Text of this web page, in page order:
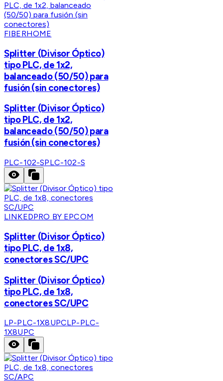
FIBERHOME
Splitter (Divisor Óptico)
tipo PLC, de 1x2,
balanceado (50/50) para
fusión (sin conectores)
Splitter (Divisor Óptico)
tipo PLC, de 1x2,
balanceado (50/50) para
fusión (sin conectores)
PLC-102-SPLC-102-S
LINKEDPRO BY EPCOM
Splitter (Divisor Óptico)
tipo PLC, de 1x8,
conectores SC/UPC
Splitter (Divisor Óptico)
tipo PLC, de 1x8,
conectores SC/UPC
LP-PLC-1X8UPCLP-PLC-
1X8UPC